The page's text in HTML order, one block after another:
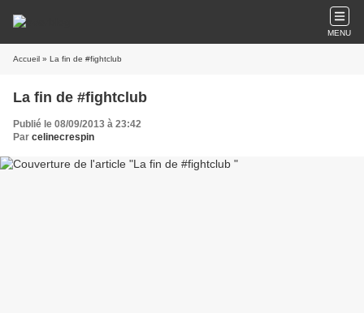
MENU
Accueil » La fin de #fightclub
La fin de #fightclub
Publié le 08/09/2013 à 23:42
Par celinecrespin